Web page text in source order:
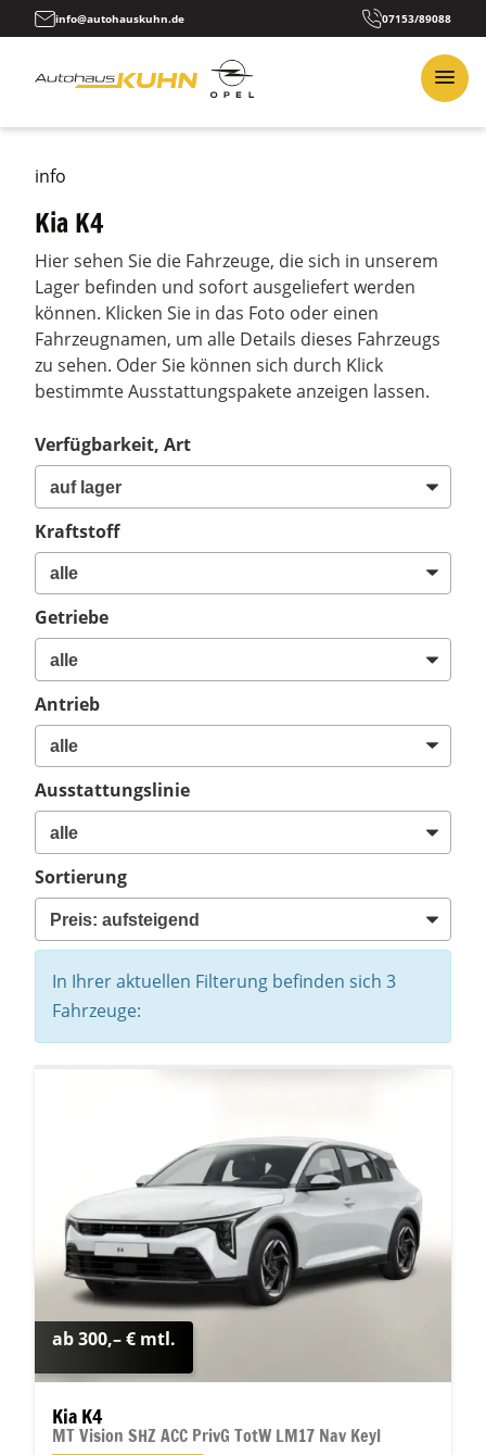
info@autohauskuhn.de 07153/89088
info
Kia K4
Hier sehen Sie die Fahrzeuge, die sich in unserem
Lager befinden und sofort ausgeliefert werden
können. Klicken Sie in das Foto oder einen
Fahrzeugnamen, um alle Details dieses Fahrzeugs
zu sehen. Oder Sie können sich durch Klick
bestimmte Ausstattungspakete anzeigen lassen.
Verfügbarkeit, Art
Kraftstoff
Getriebe
Antrieb
Ausstattungslinie
Sortierung
In Ihrer aktuellen Filterung befinden sich 3
Fahrzeuge:
ab 300,– € mtl.
Kia K4
MT Vision SHZ ACC PrivG TotW LM17 Nav Keyl